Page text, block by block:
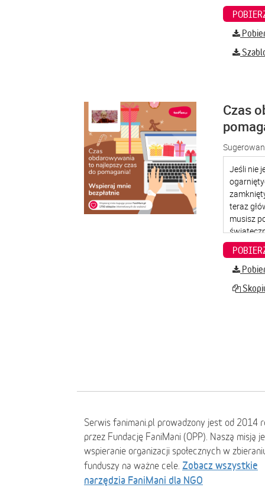
Czas
Serwis fanimani.pl prowadzony jest od 2014
przez Fundację FaniMani (OPP). Naszą misją
wspieranie organizacji społecznych w
funduszy na ważne cele. Zobacz wszystkie
narzędzia FaniMani dla NGO